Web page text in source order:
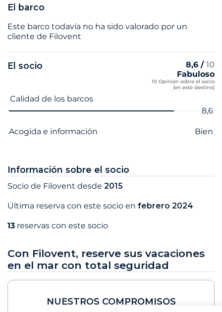
El barco
Este barco todavía no ha sido valorado por un
cliente de Filovent
El socio 8,6 / 10
Fabuloso
10 Opinión sobre el socio
(en este destino)
Nombre del criterio
Calidad de los barcos
8,6
Acogida e información Bien
Información sobre el socio
Socio de Filovent desde 2015
Última reserva con este socio en febrero 2024
13 reservas con este socio
Con Filovent, reserve sus vacaciones
en el mar con total seguridad
NUESTROS COMPROMISOS